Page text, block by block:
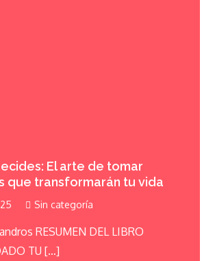
El arte de tomar
que transformarán tu vida
Sin categoría
RESUMEN DEL LIBRO
TU […]